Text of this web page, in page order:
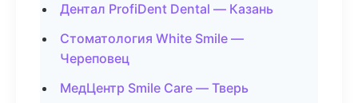
Дентал ProfiDent Dental — Казань
Стоматология White Smile —
Череповец
МедЦентр Smile Care — Тверь